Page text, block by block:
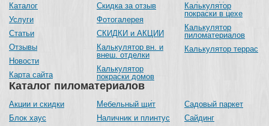
Каталог пиломатериалов
Акции и скидки
Блок хаус
Мебельный щит
Наличник и плинтус
Садовый паркет
Сайдинг
Каталог
Услуги
Статьи
Отзывы
Новости
Карта сайта
Скидка за отзыв
Фотогалерея
СКИДКИ и АКЦИИ
Калькулятор вн. и
внеш. отделки
Калькулятор
покраски домов
Калькулятор
покраски в цехе
Калькулятор
пиломатериалов
Калькулятор террас